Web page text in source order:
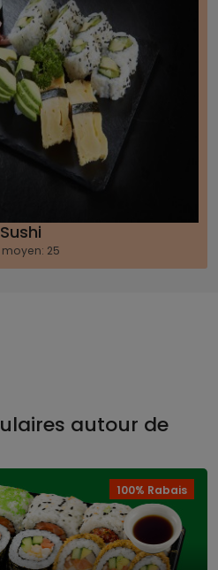
Sushi
moyen: 25
autour de
100% Rabais